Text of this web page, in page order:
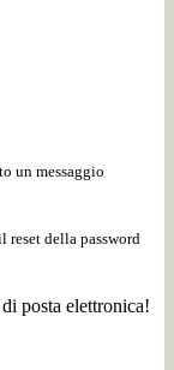
un messaggio
reset della password
posta elettronica!